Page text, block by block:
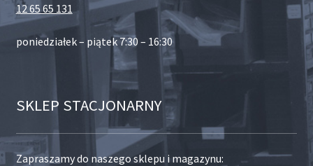
12 65 65 131
poniedziałek – piątek 7:30 – 16:30
SKLEP STACJONARNY
Zapraszamy do naszego sklepu i magazynu: